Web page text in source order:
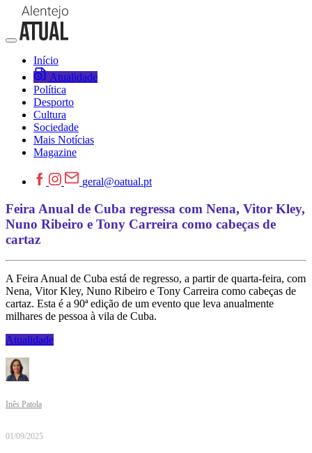
Início
Atualidade
Política
Desporto
Cultura
Sociedade
Mais Notícias
Magazine
geral@oatual.pt
Feira Anual de Cuba regressa com Nena, Vitor Kley,
Nuno Ribeiro e Tony Carreira como cabeças de
cartaz
A Feira Anual de Cuba está de regresso, a partir de quarta-feira, com
Nena, Vitor Kley, Nuno Ribeiro e Tony Carreira como cabeças de
cartaz. Esta é a 90ª edição de um evento que leva anualmente
milhares de pessoa à vila de Cuba.
Atualidade
Inês Patola
01/09/2025